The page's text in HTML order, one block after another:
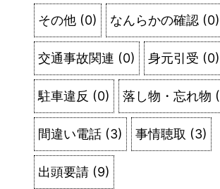
その他 (0) なんらかの確認 (0)
交通事故関連 (0) 身元引受 (0)
駐車違反 (0) 落し物・忘れ物 (
間違い電話 (3) 事情聴取 (3)
出頭要請 (9)